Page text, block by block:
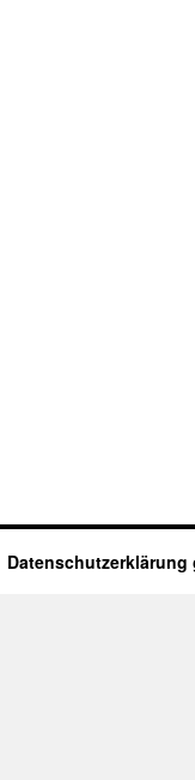
Datenschutzerklärung